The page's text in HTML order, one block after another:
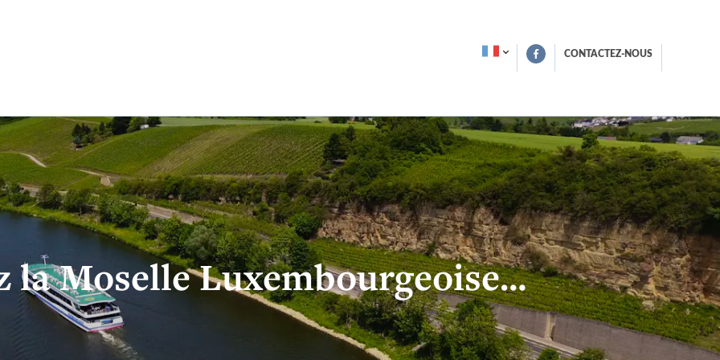
CONTACTEZ-NOUS
Cycle de conférences
Locations
Locations vélos
Informations touristiques
la Moselle Luxembourgeoise…